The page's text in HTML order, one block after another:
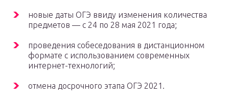
новые даты ОГЭ ввиду изменения количества
предметов — с 24 по 28 мая 2021 года;
проведения собеседования в дистанционном
формате с использованием современных
интернет-технологий;
отмена досрочного этапа ОГЭ 2021.